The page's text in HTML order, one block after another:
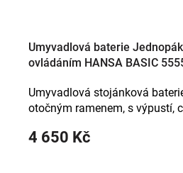
Umyvadlová baterie
ovládáním HANSA BASIC
4 650 Kč
Umyvadlová stojánková
otočným ramenem, s výpustí,